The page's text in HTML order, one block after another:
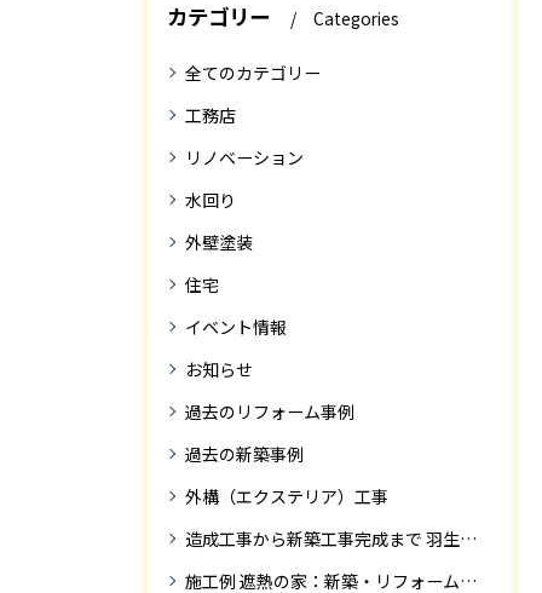
カテゴリー Categories
全てのカテゴリー
工務店
リノベーション
水回り
外壁塗装
住宅
イベント情報
お知らせ
過去のリフォーム事例
過去の新築事例
外構（エクステリア）工事
造成工事から新築工事完成まで 羽生市Ｓ様邸新築工事・
施工例 遮熱の家：新築・リフォーム ドローンにて空撮